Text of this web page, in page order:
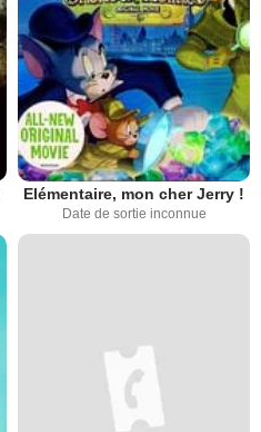
Elémentaire, mon cher Jerry !
Date de sortie inconnue